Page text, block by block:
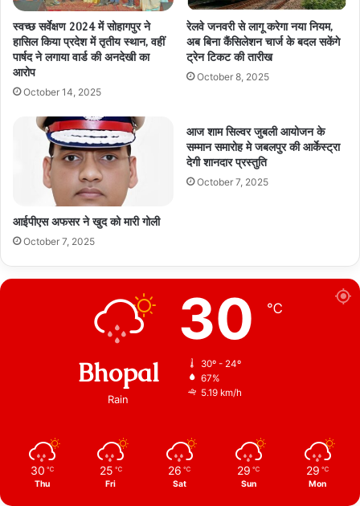
स्वच्छ सर्वेक्षण 2024 में सोहागपुर ने
हासिल किया प्रदेश में तृतीय स्थान, वहीं
पार्षद ने लगाया वार्ड की अनदेखी का
आरोप
October 14, 2025
रेलवे जनवरी से लागू करेगा नया नियम,
अब बिना कैंसिलेशन चार्ज के बदल सकेंगे
ट्रेन टिकट की तारीख
October 8, 2025
आईपीएस अफसर ने खुद को मारी गोली
October 7, 2025
आज शाम सिल्वर जुबली आयोजन के
सम्मान समारोह मे जबलपुर की आर्केस्ट्रा
देगी शानदार प्रस्तुति
October 7, 2025
Bhopal
Rain
30 ℃
30º - 24º
67%
5.19 km/h
30 ℃
Thu
25 ℃
Fri
26 ℃
Sat
29 ℃
Sun
29 ℃
Mon